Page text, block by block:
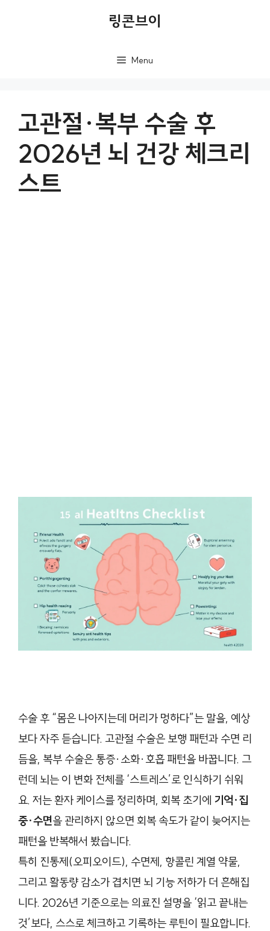
링콘브이
Menu
고관절·복부 수술 후
2026년 뇌 건강 체크리
스트
수술 후 “몸은 나아지는데 머리가 멍하다”는 말을, 예상
보다 자주 듣습니다. 고관절 수술은 보행 패턴과 수면 리
듬을, 복부 수술은 통증·소화·호흡 패턴을 바꿉니다. 그
런데 뇌는 이 변화 전체를 ‘스트레스’로 인식하기 쉬워
요. 저는 환자 케이스를 정리하며, 회복 초기에 기억·집
중·수면을 관리하지 않으면 회복 속도가 같이 늦어지는
패턴을 반복해서 봤습니다.
특히 진통제(오피오이드), 수면제, 항콜린 계열 약물,
그리고 활동량 감소가 겹치면 뇌 기능 저하가 더 흔해집
니다. 2026년 기준으로는 의료진 설명을 ‘읽고 끝내는
것’보다, 스스로 체크하고 기록하는 루틴이 필요합니다.